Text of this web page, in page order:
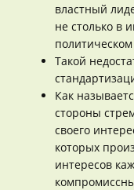
властный
не столько в
Такой
Как
стороны
своего
которых
интересов